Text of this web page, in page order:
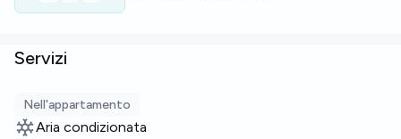
Servizi
Nell'appartamento
Aria condizionata